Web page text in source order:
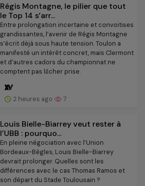
Régis Montagne, le pilier que tout
le Top 14 s’arr...
Entre prolongation incertaine et convoitises
grandissantes, l’avenir de Régis Montagne
s’écrit déjà sous haute tension. Toulon a
manifesté un intérêt concret, mais Clermont
et d’autres cadors du championnat ne
comptent pas lâcher prise.
2 heures ago 7
Louis Bielle-Biarrey veut rester à
l’UBB : pourquo...
En pleine négociation avec l’Union
Bordeaux-Bègles, Louis Bielle-Biarrey
devrait prolonger. Quelles sont les
différences avec le cas Thomas Ramos et
son départ du Stade Toulousain ?